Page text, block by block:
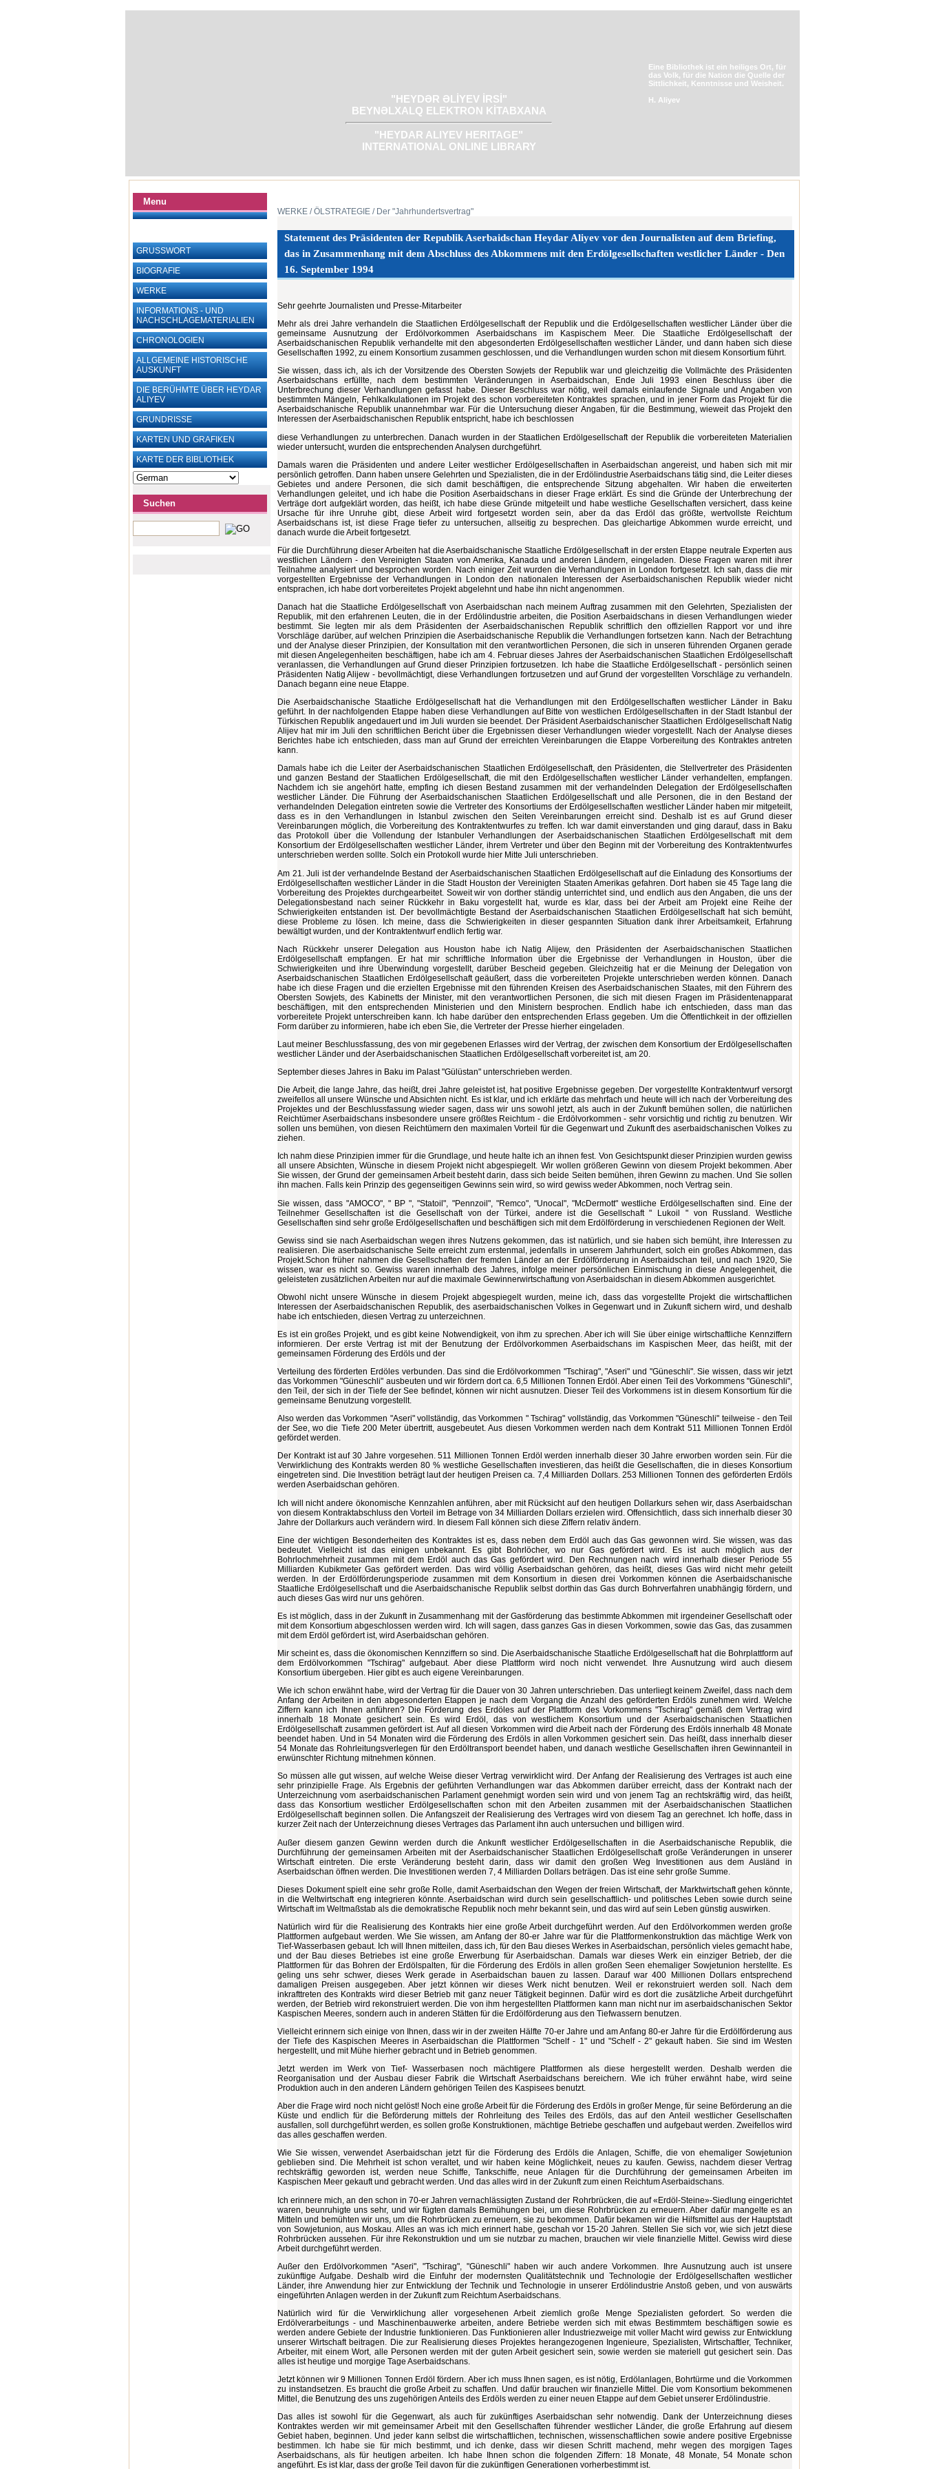
"HEYDƏR ƏLİYEV İRSİ"
BEYNƏLXALQ ELEKTRON KİTABXANA
"HEYDAR ALIYEV HERITAGE"
INTERNATIONAL ONLINE LIBRARY
Eine Bibliothek ist ein heiliges Ort, für
das Volk, für die Nation die Quelle der
Sittlichkeit, Kenntnisse und Weisheit.
H. Aliyev
Menu
GRUSSWORT
BIOGRAFIE
WERKE
INFORMATIONS - UND
NACHSCHLAGEMATERIALIEN
CHRONOLOGIEN
ALLGEMEINE HISTORISCHE
AUSKUNFT
DIE BERÜHMTE ÜBER HEYDAR
ALIYEV
GRUNDRISSE
KARTEN UND ‎GRAFIKEN
KARTE DER BIBLIOTHEK
Suchen
WERKE / ÖLSTRATEGIE / Der "Jahrhundertsvertrag"
Statement des Präsidenten der Republik Aserbaidschan Heydar Aliyev vor den Journalisten auf dem Briefing,
das in Zusammenhang mit dem Abschluss des Abkommens mit den Erdölgesellschaften westlicher Länder - Den
16. September 1994
Sehr geehrte Journalisten und Presse-Mitarbeiter
Mehr als drei Jahre verhandeln die Staatlichen Erdölgesellschaft der Republik und die Erdölgesellschaften westlicher Länder über die
gemeinsame Ausnutzung der Erdölvorkommen Aserbaidschans im Kaspischem Meer. Die Staatliche Erdölgesellschaft der
Aserbaidschanischen Republik verhandelte mit den abgesonderten Erdölgesellschaften westlicher Länder, und dann haben sich diese
Gesellschaften 1992, zu einem Konsortium zusammen geschlossen, und die Verhandlungen wurden schon mit diesem Konsortium führt.
Sie wissen, dass ich, als ich der Vorsitzende des Obersten Sowjets der Republik war und gleichzeitig die Vollmächte des Präsidenten
Aserbaidschans erfüllte, nach dem bestimmten Veränderungen in Aserbaidschan, Ende Juli 1993 einen Beschluss über die
Unterbrechung dieser Verhandlungen gefasst habe. Dieser Beschluss war nötig, weil damals einlaufende Signale und Angaben von
bestimmten Mängeln, Fehlkalkulationen im Projekt des schon vorbereiteten Kontraktes sprachen, und in jener Form das Projekt für die
Aserbaidschanische Republik unannehmbar war. Für die Untersuchung dieser Angaben, für die Bestimmung, wieweit das Projekt den
Interessen der Aserbaidschanischen Republik entspricht, habe ich beschlossen
diese Verhandlungen zu unterbrechen. Danach wurden in der Staatlichen Erdölgesellschaft der Republik die vorbereiteten Materialien
wieder untersucht, wurden die entsprechenden Analysen durchgeführt.
Damals waren die Präsidenten und andere Leiter westlicher Erdölgesellschaften in Aserbaidschan angereist, und haben sich mit mir
persönlich getroffen. Dann haben unsere Gelehrten und Spezialisten, die in der Erdölindustrie Aserbaidschans tätig sind, die Leiter dieses
Gebietes und andere Personen, die sich damit beschäftigen, die entsprechende Sitzung abgehalten. Wir haben die erweiterten
Verhandlungen geleitet, und ich habe die Position Aserbaidschans in dieser Frage erklärt. Es sind die Gründe der Unterbrechung der
Verträge dort aufgeklärt worden, das heißt, ich habe diese Gründe mitgeteilt und habe westliche Gesellschaften versichert, dass keine
Ursache für ihre Unruhe gibt, diese Arbeit wird fortgesetzt worden sein, aber da das Erdöl das größte, wertvollste Reichtum
Aserbaidschans ist, ist diese Frage tiefer zu untersuchen, allseitig zu besprechen. Das gleichartige Abkommen wurde erreicht, und
danach wurde die Arbeit fortgesetzt.
Für die Durchführung dieser Arbeiten hat die Aserbaidschanische Staatliche Erdölgesellschaft in der ersten Etappe neutrale Experten aus
westlichen Ländern - den Vereinigten Staaten von Amerika, Kanada und anderen Ländern, eingeladen. Diese Fragen waren mit ihrer
Teilnahme analysiert und besprochen worden. Nach einiger Zeit wurden die Verhandlungen in London fortgesetzt. Ich sah, dass die mir
vorgestellten Ergebnisse der Verhandlungen in London den nationalen Interessen der Aserbaidschanischen Republik wieder nicht
entsprachen, ich habe dort vorbereitetes Projekt abgelehnt und habe ihn nicht angenommen.
Danach hat die Staatliche Erdölgesellschaft von Aserbaidschan nach meinem Auftrag zusammen mit den Gelehrten, Spezialisten der
Republik, mit den erfahrenen Leuten, die in der Erdölindustrie arbeiten, die Position Aserbaidschans in diesen Verhandlungen wieder
bestimmt. Sie legten mir als dem Präsidenten der Aserbaidschanischen Republik schriftlich den offiziellen Rapport vor und ihre
Vorschläge darüber, auf welchen Prinzipien die Aserbaidschanische Republik die Verhandlungen fortsetzen kann. Nach der Betrachtung
und der Analyse dieser Prinzipien, der Konsultation mit den verantwortlichen Personen, die sich in unseren führenden Organen gerade
mit diesen Angelegenheiten beschäftigen, habe ich am 4. Februar dieses Jahres der Aserbaidschanischen Staatlichen Erdölgesellschaft
veranlassen, die Verhandlungen auf Grund dieser Prinzipien fortzusetzen. Ich habe die Staatliche Erdölgesellschaft - persönlich seinen
Präsidenten Natig Alijew - bevollmächtigt, diese Verhandlungen fortzusetzen und auf Grund der vorgestellten Vorschläge zu verhandeln.
Danach begann eine neue Etappe.
Die Aserbaidschanische Staatliche Erdölgesellschaft hat die Verhandlungen mit den Erdölgesellschaften westlicher Länder in Baku
geführt. In der nachfolgenden Etappe haben diese Verhandlungen auf Bitte von westlichen Erdölgesellschaften in der Stadt Istanbul der
Türkischen Republik angedauert und im Juli wurden sie beendet. Der Präsident Aserbaidschanischer Staatlichen Erdölgesellschaft Natig
Alijev hat mir im Juli den schriftlichen Bericht über die Ergebnissen dieser Verhandlungen wieder vorgestellt. Nach der Analyse dieses
Berichtes habe ich entschieden, dass man auf Grund der erreichten Vereinbarungen die Etappe Vorbereitung des Kontraktes antreten
kann.
Damals habe ich die Leiter der Aserbaidschanischen Staatlichen Erdölgesellschaft, den Präsidenten, die Stellvertreter des Präsidenten
und ganzen Bestand der Staatlichen Erdölgesellschaft, die mit den Erdölgesellschaften westlicher Länder verhandelten, empfangen.
Nachdem ich sie angehört hatte, empfing ich diesen Bestand zusammen mit der verhandelnden Delegation der Erdölgesellschaften
westlicher Länder. Die Führung der Aserbaidschanischen Staatlichen Erdölgesellschaft und alle Personen, die in den Bestand der
verhandelnden Delegation eintreten sowie die Vertreter des Konsortiums der Erdölgesellschaften westlicher Länder haben mir mitgeteilt,
dass es in den Verhandlungen in Istanbul zwischen den Seiten Vereinbarungen erreicht sind. Deshalb ist es auf Grund dieser
Vereinbarungen möglich, die Vorbereitung des Kontraktentwurfes zu treffen. Ich war damit einverstanden und ging darauf, dass in Baku
das Protokoll über die Vollendung der Istanbuler Verhandlungen der Aserbaidschanischen Staatlichen Erdölgesellschaft mit dem
Konsortium der Erdölgesellschaften westlicher Länder, ihrem Vertreter und über den Beginn mit der Vorbereitung des Kontraktentwurfes
unterschrieben werden sollte. Solch ein Protokoll wurde hier Mitte Juli unterschrieben.
Am 21. Juli ist der verhandelnde Bestand der Aserbaidschanischen Staatlichen Erdölgesellschaft auf die Einladung des Konsortiums der
Erdölgesellschaften westlicher Länder in die Stadt Houston der Vereinigten Staaten Amerikas gefahren. Dort haben sie 45 Tage lang die
Vorbereitung des Projektes durchgearbeitet. Soweit wir von dorther ständig unterrichtet sind, und endlich aus den Angaben, die uns der
Delegationsbestand nach seiner Rückkehr in Baku vorgestellt hat, wurde es klar, dass bei der Arbeit am Projekt eine Reihe der
Schwierigkeiten entstanden ist. Der bevollmächtigte Bestand der Aserbaidschanischen Staatlichen Erdölgesellschaft hat sich bemüht,
diese Probleme zu lösen. Ich meine, dass die Schwierigkeiten in dieser gespannten Situation dank ihrer Arbeitsamkeit, Erfahrung
bewältigt wurden, und der Kontraktentwurf endlich fertig war.
Nach Rückkehr unserer Delegation aus Houston habe ich Natig Alijew, den Präsidenten der Aserbaidschanischen Staatlichen
Erdölgesellschaft empfangen. Er hat mir schriftliche Information über die Ergebnisse der Verhandlungen in Houston, über die
Schwierigkeiten und ihre Überwindung vorgestellt, darüber Bescheid gegeben. Gleichzeitig hat er die Meinung der Delegation von
Aserbaidschanischen Staatlichen Erdölgesellschaft geäußert, dass die vorbereiteten Projekte unterschrieben werden können. Danach
habe ich diese Fragen und die erzielten Ergebnisse mit den führenden Kreisen des Aserbaidschanischen Staates, mit den Führern des
Obersten Sowjets, des Kabinetts der Minister, mit den verantwortlichen Personen, die sich mit diesen Fragen im Präsidentenapparat
beschäftigen, mit den entsprechenden Ministerien und den Ministern besprochen. Endlich habe ich entschieden, dass man das
vorbereitete Projekt unterschreiben kann. Ich habe darüber den entsprechenden Erlass gegeben. Um die Öffentlichkeit in der offiziellen
Form darüber zu informieren, habe ich eben Sie, die Vertreter der Presse hierher eingeladen.
Laut meiner Beschlussfassung, des von mir gegebenen Erlasses wird der Vertrag, der zwischen dem Konsortium der Erdölgesellschaften
westlicher Länder und der Aserbaidschanischen Staatlichen Erdölgesellschaft vorbereitet ist, am 20.
September dieses Jahres in Baku im Palast "Gülüstan" unterschrieben werden.
Die Arbeit, die lange Jahre, das heißt, drei Jahre geleistet ist, hat positive Ergebnisse gegeben. Der vorgestellte Kontraktentwurf versorgt
zweifellos all unsere Wünsche und Absichten nicht. Es ist klar, und ich erklärte das mehrfach und heute will ich nach der Vorbereitung des
Projektes und der Beschlussfassung wieder sagen, dass wir uns sowohl jetzt, als auch in der Zukunft bemühen sollen, die natürlichen
Reichtümer Aserbaidschans insbesondere unsere größtes Reichtum - die Erdölvorkommen - sehr vorsichtig und richtig zu benutzen. Wir
sollen uns bemühen, von diesen Reichtümern den maximalen Vorteil für die Gegenwart und Zukunft des aserbaidschanischen Volkes zu
ziehen.
Ich nahm diese Prinzipien immer für die Grundlage, und heute halte ich an ihnen fest. Von Gesichtspunkt dieser Prinzipien wurden gewiss
all unsere Absichten, Wünsche in diesem Projekt nicht abgespiegelt. Wir wollen größeren Gewinn von diesem Projekt bekommen. Aber
Sie wissen, der Grund der gemeinsamen Arbeit besteht darin, dass sich beide Seiten bemühen, ihren Gewinn zu machen. Und Sie sollen
ihn machen. Falls kein Prinzip des gegenseitigen Gewinns sein wird, so wird gewiss weder Abkommen, noch Vertrag sein.
Sie wissen, dass "AMOCO", " BP ", "Statoil", "Pennzoil", "Remco", "Unocal", "McDermott" westliche Erdölgesellschaften sind. Eine der
Teilnehmer Gesellschaften ist die Gesellschaft von der Türkei, andere ist die Gesellschaft " Lukoil " von Russland. Westliche
Gesellschaften sind sehr große Erdölgesellschaften und beschäftigen sich mit dem Erdölförderung in verschiedenen Regionen der Welt.
Gewiss sind sie nach Aserbaidschan wegen ihres Nutzens gekommen, das ist natürlich, und sie haben sich bemüht, ihre Interessen zu
realisieren. Die aserbaidschanische Seite erreicht zum erstenmal, jedenfalls in unserem Jahrhundert, solch ein großes Abkommen, das
Projekt.Schon früher nahmen die Gesellschaften der fremden Länder an der Erdölförderung in Aserbaidschan teil, und nach 1920, Sie
wissen, war es nicht so. Gewiss waren innerhalb des Jahres, infolge meiner persönlichen Einmischung in diese Angelegenheit, die
geleisteten zusätzlichen Arbeiten nur auf die maximale Gewinnerwirtschaftung von Aserbaidschan in diesem Abkommen ausgerichtet.
Obwohl nicht unsere Wünsche in diesem Projekt abgespiegelt wurden, meine ich, dass das vorgestellte Projekt die wirtschaftlichen
Interessen der Aserbaidschanischen Republik, des aserbaidschanischen Volkes in Gegenwart und in Zukunft sichern wird, und deshalb
habe ich entschieden, diesen Vertrag zu unterzeichnen.
Es ist ein großes Projekt, und es gibt keine Notwendigkeit, von ihm zu sprechen. Aber ich will Sie über einige wirtschaftliche Kennziffern
informieren. Der erste Vertrag ist mit der Benutzung der Erdölvorkommen Aserbaidschans im Kaspischen Meer, das heißt, mit der
gemeinsamen Förderung des Erdöls und der
Verteilung des förderten Erdöles verbunden. Das sind die Erdölvorkommen "Tschirag", "Аseri" und "Güneschli". Sie wissen, dass wir jetzt
das Vorkommen "Güneschli" ausbeuten und wir fördern dort ca. 6,5 Millionen Tonnen Erdöl. Aber einen Teil des Vorkommens "Güneschli",
den Teil, der sich in der Tiefe der See befindet, können wir nicht ausnutzen. Dieser Teil des Vorkommens ist in diesem Konsortium für die
gemeinsame Benutzung vorgestellt.
Also werden das Vorkommen "Аseri" vollständig, das Vorkommen " Tschirag" vollständig, das Vorkommen "Güneschli" teilweise - den Teil
der See, wo die Tiefe 200 Meter übertritt, ausgebeutet. Aus diesen Vorkommen werden nach dem Kontrakt 511 Millionen Tonnen Erdöl
gefördet werden.
Der Kontrakt ist auf 30 Jahre vorgesehen. 511 Millionen Tonnen Erdöl werden innerhalb dieser 30 Jahre erworben worden sein. Für die
Verwirklichung des Kontrakts werden 80 % westliche Gesellschaften investieren, das heißt die Gesellschaften, die in dieses Konsortium
eingetreten sind. Die Investition beträgt laut der heutigen Preisen ca. 7,4 Milliarden Dollars. 253 Millionen Tonnen des geförderten Erdöls
werden Aserbaidschan gehören.
Ich will nicht andere ökonomische Kennzahlen anführen, aber mit Rücksicht auf den heutigen Dollarkurs sehen wir, dass Aserbaidschan
von diesem Kontraktabschluss den Vorteil im Betrage von 34 Milliarden Dollars erzielen wird. Offensichtlich, dass sich innerhalb dieser 30
Jahre der Dollarkurs auch verändern wird. In diesem Fall können sich diese Ziffern relativ ändern.
Eine der wichtigen Besonderheiten des Kontraktes ist es, dass neben dem Erdöl auch das Gas gewonnen wird. Sie wissen, was das
bedeutet. Vielleicht ist das einigen unbekannt. Es gibt Bohrlöcher, wo nur Gas gefördert wird. Es ist auch möglich aus der
Bohrlochmehrheit zusammen mit dem Erdöl auch das Gas gefördert wird. Den Rechnungen nach wird innerhalb dieser Periode 55
Milliarden Kubikmeter Gas gefördert werden. Das wird völlig Aserbaidschan gehören, das heißt, dieses Gas wird nicht mehr geteilt
werden. In der Erdölförderungsperiode zusammen mit dem Konsortium in diesen drei Vorkommen können die Aserbaidschanische
Staatliche Erdölgesellschaft und die Aserbaidschanische Republik selbst dorthin das Gas durch Bohrverfahren unabhängig fördern, und
auch dieses Gas wird nur uns gehören.
Es ist möglich, dass in der Zukunft in Zusammenhang mit der Gasförderung das bestimmte Abkommen mit irgendeiner Gesellschaft oder
mit dem Konsortium abgeschlossen werden wird. Ich will sagen, dass ganzes Gas in diesen Vorkommen, sowie das Gas, das zusammen
mit dem Erdöl gefördert ist, wird Aserbaidschan gehören.
Mir scheint es, dass die ökonomischen Kennziffern so sind. Die Aserbaidschanische Staatliche Erdölgesellschaft hat die Bohrplattform auf
dem Erdölvorkommen "Tschirag" aufgebaut. Aber diese Plattform wird noch nicht verwendet. Ihre Ausnutzung wird auch diesem
Konsortium übergeben. Hier gibt es auch eigene Vereinbarungen.
Wie ich schon erwähnt habe, wird der Vertrag für die Dauer von 30 Jahren unterschrieben. Das unterliegt keinem Zweifel, dass nach dem
Anfang der Arbeiten in den abgesonderten Etappen je nach dem Vorgang die Anzahl des geförderten Erdöls zunehmen wird. Welche
Ziffern kann ich Ihnen anführen? Die Förderung des Erdöles auf der Plattform des Vorkommens "Tschirag" gemäß dem Vertrag wird
innerhalb 18 Monate gesichert sein. Es wird Erdöl, das von westlichem Konsortium und der Aserbaidschanischen Staatlichen
Erdölgesellschaft zusammen gefördert ist. Auf all diesen Vorkommen wird die Arbeit nach der Förderung des Erdöls innerhalb 48 Monate
beendet haben. Und in 54 Monaten wird die Förderung des Erdöls in allen Vorkommen gesichert sein. Das heißt, dass innerhalb dieser
54 Monate das Rohrleitungsverlegen für den Erdöltransport beendet haben, und danach westliche Gesellschaften ihren Gewinnanteil in
erwünschter Richtung mitnehmen können.
So müssen alle gut wissen, auf welche Weise dieser Vertrag verwirklicht wird. Der Anfang der Realisierung des Vertrages ist auch eine
sehr prinzipielle Frage. Als Ergebnis der geführten Verhandlungen war das Abkommen darüber erreicht, dass der Kontrakt nach der
Unterzeichnung vom aserbaidschanischen Parlament genehmigt worden sein wird und von jenem Tag an rechtskräftig wird, das heißt,
dass das Konsortium westlicher Erdölgesellschaften schon mit den Arbeiten zusammen mit der Aserbaidschanischen Staatlichen
Erdölgesellschaft beginnen sollen. Die Anfangszeit der Realisierung des Vertrages wird von diesem Tag an gerechnet. Ich hoffe, dass in
kurzer Zeit nach der Unterzeichnung dieses Vertrages das Parlament ihn auch untersuchen und billigen wird.
Außer diesem ganzen Gewinn werden durch die Ankunft westlicher Erdölgesellschaften in die Aserbaidschanische Republik, die
Durchführung der gemeinsamen Arbeiten mit der Aserbaidschanischer Staatlichen Erdölgesellschaft große Veränderungen in unserer
Wirtschaft eintreten. Die erste Veränderung besteht darin, dass wir damit den großen Weg Investitionen aus dem Ausländ in
Aserbaidschan öffnen werden. Die Investitionen werden 7, 4 Milliarden Dollars beträgen. Das ist eine sehr große Summe.
Dieses Dokument spielt eine sehr große Rolle, damit Aserbaidschan den Wegen der freien Wirtschaft, der Marktwirtschaft gehen könnte,
in die Weltwirtschaft eng integrieren könnte. Aserbaidschan wird durch sein gesellschaftlich- und politisches Leben sowie durch seine
Wirtschaft im Weltmaßstab als die demokratische Republik noch mehr bekannt sein, und das wird auf sein Leben günstig auswirken.
Natürlich wird für die Realisierung des Kontrakts hier eine große Arbeit durchgeführt werden. Auf den Erdölvorkommen werden große
Plattformen aufgebaut werden. Wie Sie wissen, am Anfang der 80-er Jahre war für die Plattformenkonstruktion das mächtige Werk von
Tief-Wasserbasen gebaut. Ich will Ihnen mitteilen, dass ich, für den Bau dieses Werkes in Aserbaidschan, persönlich vieles gemacht habe,
und der Bau dieses Betriebes ist eine große Erwerbung für Aserbaidschan. Damals war dieses Werk ein einziger Betrieb, der die
Plattformen für das Bohren der Erdölspalten, für die Förderung des Erdöls in allen großen Seen ehemaliger Sowjetunion herstellte. Es
geling uns sehr schwer, dieses Werk gerade in Aserbaidschan bauen zu lassen. Darauf war 400 Millionen Dollars entsprechend
damaligen Preisen ausgegeben. Aber jetzt können wir dieses Werk nicht benutzen. Weil er rekonstruiert werden soll. Nach dem
inkrafttreten des Kontrakts wird dieser Betrieb mit ganz neuer Tätigkeit beginnen. Dafür wird es dort die zusätzliche Arbeit durchgeführt
werden, der Betrieb wird rekonstruiert werden. Die von ihm hergestellten Plattformen kann man nicht nur im aserbaidschanischen Sektor
Kaspischen Meeres, sondern auch in anderen Stätten für die Erdölförderung aus den Tiefwassern benutzen.
Vielleicht erinnern sich einige von Ihnen, dass wir in der zweiten Hälfte 70-er Jahre und am Anfang 80-er Jahre für die Erdölförderung aus
der Tiefe des Kaspischen Meeres in Aserbaidschan die Plattformen "Schelf - 1" und "Schelf - 2" gekauft haben. Sie sind im Westen
hergestellt, und mit Mühe hierher gebracht und in Betrieb genommen.
Jetzt werden im Werk von Tief- Wasserbasen noch mächtigere Plattformen als diese hergestellt werden. Deshalb werden die
Reorganisation und der Ausbau dieser Fabrik die Wirtschaft Aserbaidschans bereichern. Wie ich früher erwähnt habe, wird seine
Produktion auch in den anderen Ländern gehörigen Teilen des Kaspisees benutzt.
Aber die Frage wird noch nicht gelöst! Noch eine große Arbeit für die Förderung des Erdöls in großer Menge, für seine Beförderung an die
Küste und endlich für die Beförderung mittels der Rohrleitung des Teiles des Erdöls, das auf den Anteil westlicher Gesellschaften
ausfallen, soll durchgeführt werden, es sollen große Konstruktionen, mächtige Betriebe geschaffen und aufgebaut werden. Zweifellos wird
das alles geschaffen werden.
Wie Sie wissen, verwendet Aserbaidschan jetzt für die Förderung des Erdöls die Anlagen, Schiffe, die von ehemaliger Sowjetunion
geblieben sind. Die Mehrheit ist schon veraltet, und wir haben keine Möglichkeit, neues zu kaufen. Gewiss, nachdem dieser Vertrag
rechtskräftig geworden ist, werden neue Schiffe, Tankschiffe, neue Anlagen für die Durchführung der gemeinsamen Arbeiten im
Kaspischen Meer gekauft und gebracht werden. Und das alles wird in der Zukunft zum einen Reichtum Aserbaidschans.
Ich erinnere mich, an den schon in 70-er Jahren vernachlässigten Zustand der Rohrbrücken, die auf «Erdöl-Steine»-Siedlung eingerichtet
waren, beunruhigte uns sehr, und wir fügten damals Bemühungen bei, um diese Rohrbrücken zu erneuern. Aber dafür mangelte es an
Mitteln und bemühten wir uns, um die Rohrbrücken zu erneuern, sie zu bekommen. Dafür bekamen wir die Hilfsmittel aus der Hauptstadt
von Sowjetunion, aus Moskau. Alles an was ich mich erinnert habe, geschah vor 15-20 Jahren. Stellen Sie sich vor, wie sich jetzt diese
Rohrbrücken aussehen. Für ihre Rekonstruktion und um sie nutzbar zu machen, brauchen wir viele finanzielle Mittel. Gewiss wird diese
Arbeit durchgeführt werden.
Außer den Erdölvorkommen "Аseri", "Tschirag", "Güneschli" haben wir auch andere Vorkommen. Ihre Ausnutzung auch ist unsere
zukünftige Aufgabe. Deshalb wird die Einfuhr der modernsten Qualitätstechnik und Technologie der Erdölgesellschaften westlicher
Länder, ihre Anwendung hier zur Entwicklung der Technik und Technologie in unserer Erdölindustrie Anstoß geben, und von auswärts
eingeführten Anlagen werden in der Zukunft zum Reichtum Aserbaidschans.
Natürlich wird für die Verwirklichung aller vorgesehenen Arbeit ziemlich große Menge Spezialisten gefordert. So werden die
Erdölverarbeitungs - und Maschinenbauwerke arbeiten, andere Betriebe werden sich mit etwas Bestimmtem beschäftigen sowie es
werden andere Gebiete der Industrie funktionieren. Das Funktionieren aller Industriezweige mit voller Macht wird gewiss zur Entwicklung
unserer Wirtschaft beitragen. Die zur Realisierung dieses Projektes herangezogenen Ingenieure, Spezialisten, Wirtschaftler, Techniker,
Arbeiter, mit einem Wort, alle Personen werden mit der guten Arbeit gesichert sein, sowie werden sie materiell gut gesichert sein. Das
alles ist heutige und morgige Tage Aserbaidschans.
Jetzt können wir 9 Millionen Tonnen Erdöl fördern. Aber ich muss Ihnen sagen, es ist nötig, Erdölanlagen, Bohrtürme und die Vorkommen
zu instandsetzen. Es braucht die große Arbeit zu schaffen. Und dafür brauchen wir finanzielle Mittel. Die vom Konsortium bekommenen
Mittel, die Benutzung des uns zugehörigen Anteils des Erdöls werden zu einer neuen Etappe auf dem Gebiet unserer Erdölindustrie.
Das alles ist sowohl für die Gegenwart, als auch für zukünftiges Aserbaidschan sehr notwendig. Dank der Unterzeichnung dieses
Kontraktes werden wir mit gemeinsamer Arbeit mit den Gesellschaften führender westlicher Länder, die große Erfahrung auf diesem
Gebiet haben, beginnen. Und jeder kann selbst die wirtschaftlichen, technischen, wissenschaftlichen sowie andere positive Ergebnisse
bestimmen. Ich habe sie für mich bestimmt, und ich denke, dass wir diesen Schritt machend, mehr wegen des morgigen Tages
Aserbaidschans, als für heutigen arbeiten. Ich habe Ihnen schon die folgenden Ziffern: 18 Monate, 48 Monate, 54 Monate schon
angeführt. Es ist klar, dass der große Teil davon für die zukünftigen Generationen vorherbestimmt ist.